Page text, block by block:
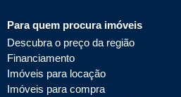
Para quem procura imóveis
Descubra o preço da região
Financiamento
Imóveis para locação
Imóveis para compra